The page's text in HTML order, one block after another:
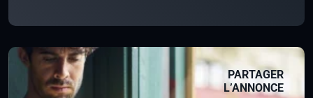
PARTAGER
L’ANNONCE